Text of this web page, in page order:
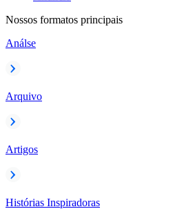
Nossos formatos principais
Análse
Arquivo
Artigos
Histórias Inspiradoras